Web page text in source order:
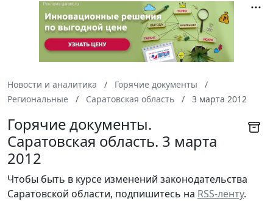
Новости и аналитика
Горячие документы
Региональные
Саратовская область 3 марта 2012
Горячие документы.
Саратовская область. 3 марта
2012
Чтобы быть в курсе изменений законодательства
Саратовской области, подпишитесь на RSS-ленту.